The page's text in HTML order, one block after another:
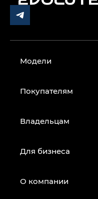
Модели
Покупателям
Владельцам
Для бизнеса
О компании